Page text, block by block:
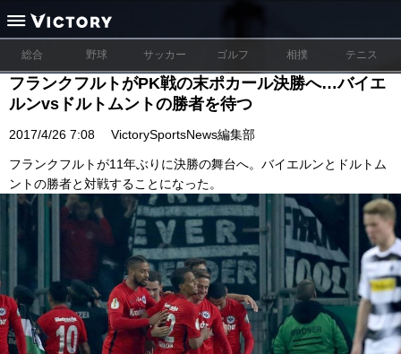
総合 野球 サッカー ゴルフ 相撲 テニス
フランクフルトがPK戦の末ポカール決勝へ…バイエ
ルンvsドルトムントの勝者を待つ
2017/4/26 7:08 VictorySportsNews編集部
フランクフルトが11年ぶりに決勝の舞台へ。バイエルンとドルトム
ントの勝者と対戦することになった。